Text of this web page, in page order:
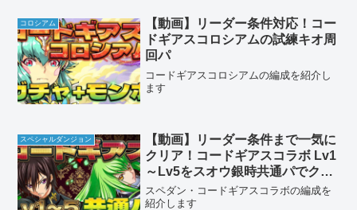
コロシアム
【動画】リーダー条件対応！コー
ドギアスコロシアムの試練キオ周
回パ
コードギアスコロシアムの編成を紹介し
ます
スペシャルダンジョン
【動画】リーダー条件まで一気に
クリア！コードギアスコラボ Lv1
～Lv5をスオウ銀時共通パでクリ
ア
スペダン・コードギアスコラボの編成を
紹介します